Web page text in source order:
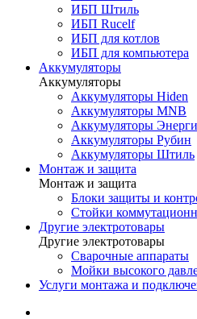
ИБП Штиль
ИБП Rucelf
ИБП для котлов
ИБП для компьютера
Аккумуляторы
Аккумуляторы
Аккумуляторы Hiden
Аккумуляторы MNB
Аккумуляторы
Аккумуляторы Рубин
Аккумуляторы Штиль
Монтаж и защита
Монтаж и защита
Блоки защиты и
Стойки
Другие электротовары
Другие электротовары
Сварочные аппараты
Мойки высокого
Услуги монтажа и